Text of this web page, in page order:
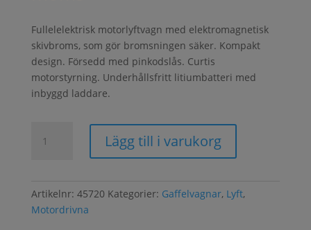
var:
20
694 kr.
är:
17
880 kr.
Fullelelektrisk motorlyftvagn med elektromagnetisk
skivbroms, som gör bromsningen säker. Kompakt
design. Försedd med pinkodslås. Curtis
motorstyrning. Underhållsfritt litiumbatteri med
inbyggd laddare.
Motorlyftvagn
1150,
litium,
1800
Lägg till i varukorg
Artikelnr: 45720 Kategorier: Gaffelvagnar, Lyft,
Motordrivna